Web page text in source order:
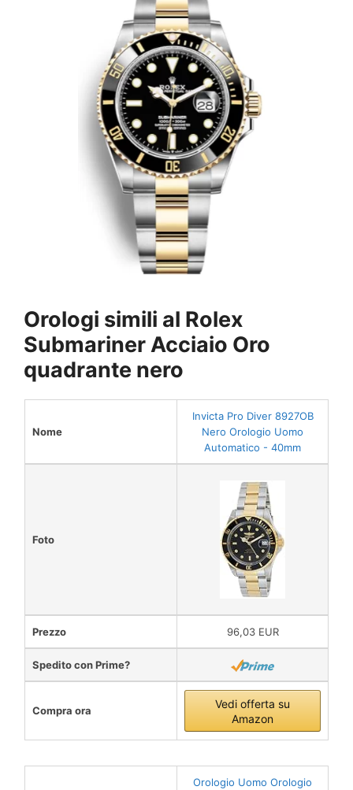
Orologi simili al Rolex
Submariner Acciaio Oro
quadrante nero
Nome
Invicta Pro Diver 8927OB
Nero Orologio Uomo
Automatico - 40mm
Foto
Prezzo 96,03 EUR
Spedito con Prime?
Compra ora
Vedi offerta su
Amazon
Orologio Uomo Orologio